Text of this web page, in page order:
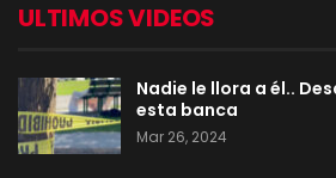
ULTIMOS VIDEOS
Nadie le llora a él..
esta banca
Mar 26, 2024